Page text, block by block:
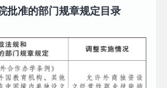
批准的部门规章规定目录